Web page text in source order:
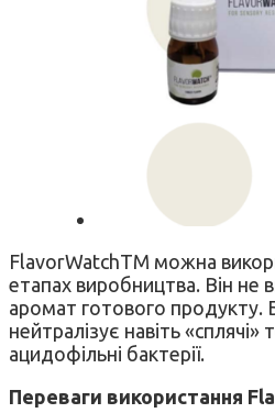
FlavorWatchTM можна
етапах виробництва. Він не
аромат готового продукту.
нейтралізує навіть «сплячі»
ацидофільні бактерії.
Переваги використання